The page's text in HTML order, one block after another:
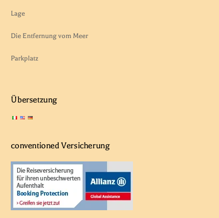
Lage
Die Entfernung vom Meer
Parkplatz
Übersetzung
conventioned Versicherung